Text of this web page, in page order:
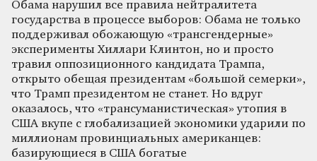
Обама нарушил все правила нейтралитета
государства в процессе выборов: Обама не только
поддерживал обожающую «трансгендерные»
эксперименты Хиллари Клинтон, но и просто
травил оппозиционного кандидата Трампа,
открыто обещая президентам «большой семерки»,
что Трамп президентом не станет. Но вдруг
оказалось, что «трансуманистическая» утопия в
США вкупе с глобализацией экономики ударили по
миллионам провинциальных американцев:
базирующиеся в США богатые